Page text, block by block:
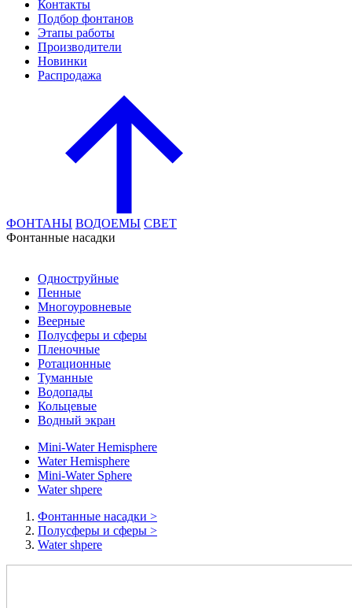
Контакты
Подбор фонтанов
Этапы работы
Производители
Новинки
Распродажа
ФОНТАНЫ ВОДОЕМЫ СВЕТ
Фонтанные насадки
Одноструйные
Пенные
Многоуровневые
Веерные
Полусферы и сферы
Пленочные
Ротационные
Туманные
Водопады
Кольцевые
Водный экран
Mini-Water Hemisphere
Water Hemisphere
Mini-Water Sphere
Water shpere
Фонтанные насадки >
Полусферы и сферы >
Water shpere